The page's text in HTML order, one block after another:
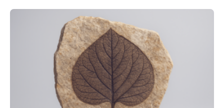
der Ruhr-Universität Bochum um Prof. Dr. Ralf Erdmann
und Dr. Ismaila Francis Yusuf hat nun einen bislang
unbekannten Qualitätskontrollmechanismus des
peroxisomalen Proteintransports in der Bäckerhefe
Saccharomyces cerevisiae entdeckt, der für die
Funktionsfähigkeit der Organellen entscheidend ist. Die
Studie wurde am 28. Oktober 2025 in der
Fachzeitschrift…